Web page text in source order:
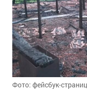
Фото: фейсбук-